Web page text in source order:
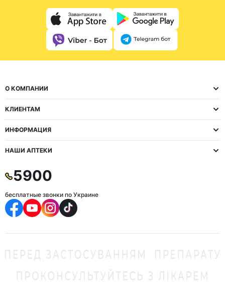
О КОМПАНИИ
КЛИЕНТАМ
ИНФОРМАЦИЯ
НАШИ АПТЕКИ
5900
бесплатные звонки по Украине